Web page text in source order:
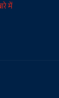
में